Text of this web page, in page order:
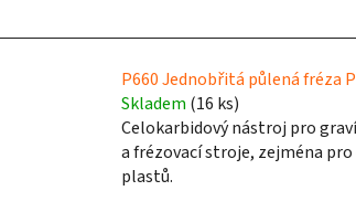
P660 Jednobřitá půlená fréza
Skladem (16 ks)
Celokarbidový nástroj pro
a frézovací stroje, zejména
plastů.